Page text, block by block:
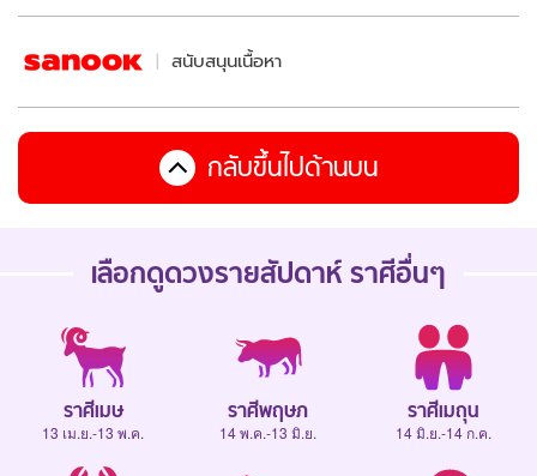
สนับสนุนเนื้อหา
กลับขึ้นไปด้านบน
เลือกดูดวงรายสัปดาห์ ราศีอื่นๆ
ราศีเมษ
13 เม.ย.-13 พ.ค.
ราศีพฤษภ
14 พ.ค.-13 มิ.ย.
ราศีเมถุน
14 มิ.ย.-14 ก.ค.